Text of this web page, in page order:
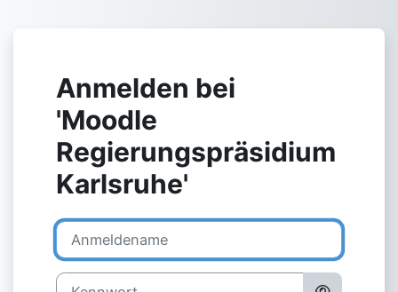
Anmelden bei
'Moodle
Regierungspräsidium
Karlsruhe'
Anmeldename
Kennwort